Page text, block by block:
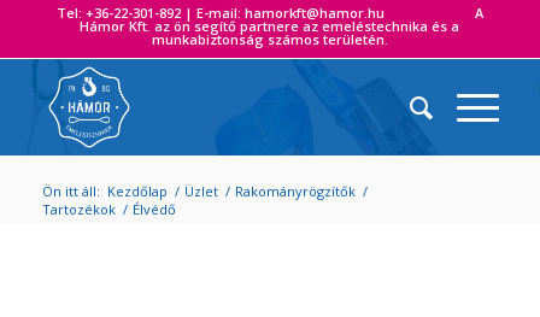
Tel: +36-22-301-892 | E-mail: hamorkft@hamor.hu A
Hámor Kft. az ön segítő partnere az emeléstechnika és a
munkabiztonság számos területén.
Ön itt áll: Kezdőlap / Üzlet / Rakományrögzítők /
Tartozékok / Élvédő